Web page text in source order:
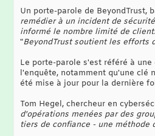
Un porte-parole de BeyondTrust,
remédier à un incident de
informé le nombre limité de
"BeyondTrust soutient les efforts
Le porte-parole s'est référé à
l'enquête, notamment qu'une clé
été mise à jour pour la dernière
Tom Hegel, chercheur en
d'opérations menées par des
tiers de confiance - une méthode